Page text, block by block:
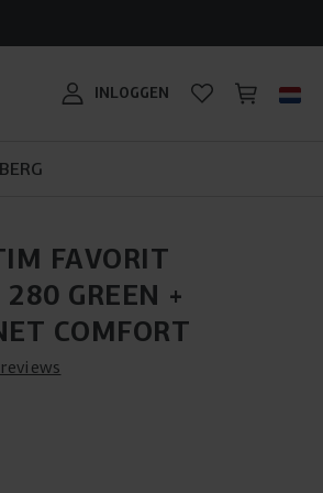
INLOGGEN
TRAMPOLINE KEUZEHULP
SAMEN!
SKELTER KOOPWIJZER
AVONTUREN
TERREIN!
BERG SPORTSGOAL
#MYBERG
FAVORIT
280 GREEN +
COMFORT